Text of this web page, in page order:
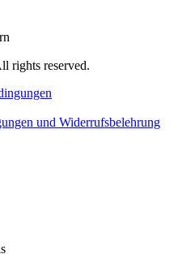
rights reserved.
und Widerrufsbelehrung